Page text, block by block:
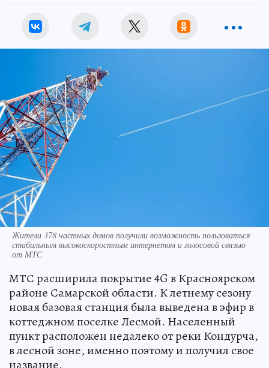
Жители 378 частных домов получили возможность пользоваться
стабильным высокоскоростным интернетом и голосовой связью
от МТС
МТС расширила покрытие 4G в Красноярском
районе Самарской области. К летнему сезону
новая базовая станция была выведена в эфир в
коттеджном поселке Лесмой. Населенный
пункт расположен недалеко от реки Кондурча,
в лесной зоне, именно поэтому и получил свое
название.